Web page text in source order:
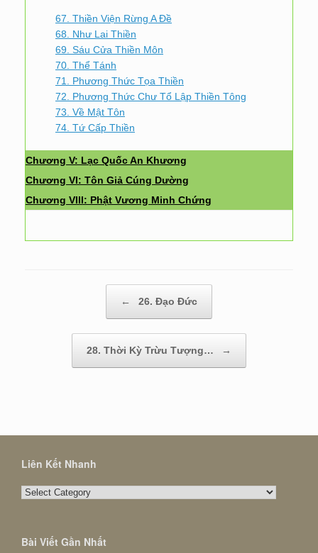
67. Thiền Viện Rừng A Đề
68. Như Lai Thiền
69. Sáu Cửa Thiền Môn
70. Thể Tánh
71. Phương Thức Tọa Thiền
72. Phương Thức Chư Tổ Lập Thiền Tông
73. Về Mật Tôn
74. Tứ Cấp Thiền
Chương V: Lạc Quốc An Khương
Chương VI: Tôn Giả Cúng Dường
Chương VIII: Phật Vương Minh Chứng
← 26. Đạo Đức
28. Thời Kỳ Trừu Tượng… →
Liên Kết Nhanh
Liên
Bài Viết Gần Nhất